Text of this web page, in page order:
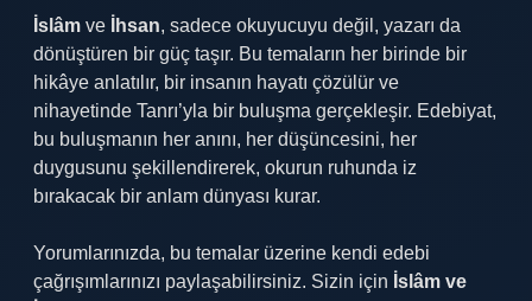
İslâm ve İhsan, sadece okuyucuyu değil, yazarı da
dönüştüren bir güç taşır. Bu temaların her birinde bir
hikâye anlatılır, bir insanın hayatı çözülür ve
nihayetinde Tanrı’yla bir buluşma gerçekleşir. Edebiyat,
bu buluşmanın her anını, her düşüncesini, her
duygusunu şekillendirerek, okurun ruhunda iz
bırakacak bir anlam dünyası kurar.
Yorumlarınızda, bu temalar üzerine kendi edebi
çağrışımlarınızı paylaşabilirsiniz. Sizin için İslâm ve